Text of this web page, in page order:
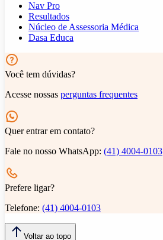
Nav Pro
Resultados
Núcleo de Assessoria Médica
Dasa Educa
Você tem dúvidas?
Acesse nossas perguntas frequentes
Quer entrar em contato?
Fale no nosso WhatsApp: (41) 4004-0103
Prefere ligar?
Telefone: (41) 4004-0103
Voltar ao topo